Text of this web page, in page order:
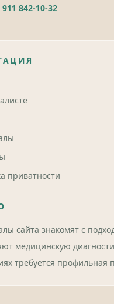
911 842-10-32
приватности
сайта знакомят с
медицинскую
требуется профильная